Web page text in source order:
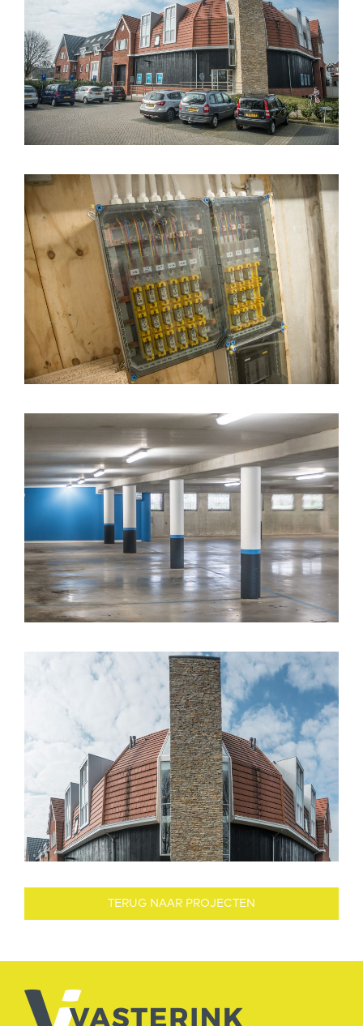
TERUG NAAR PROJECTEN